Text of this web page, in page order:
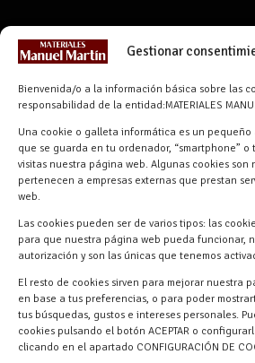
Gestionar
Bienvenida/o a la información básica sobre las
responsabilidad de la entidad:MATERIALES
Una cookie o galleta informática es un pequeño
que se guarda en tu ordenador, “smartphone” o
visitas nuestra página web. Algunas cookies son
pertenecen a empresas externas que prestan
web.
Las cookies pueden ser de varios tipos: las
para que nuestra página web pueda funcionar,
autorización y son las únicas que tenemos
El resto de cookies sirven para mejorar nuestra
en base a tus preferencias, o para poder
tus búsquedas, gustos e intereses personales.
cookies pulsando el botón ACEPTAR o
clicando en el apartado CONFIGURACIÓN DE
CONTACTO
info@materialesmanuelmartin.com
921 57 52 29
618 59 79 72 (Solo WhatsApp)
Materiales Manuel Martín Ctra.
Turégano-Navas de Oro, 47, 40280
Navalmanzano, Segovia, ESPAÑA